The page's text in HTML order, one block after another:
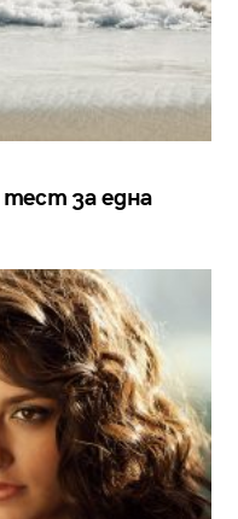
за една